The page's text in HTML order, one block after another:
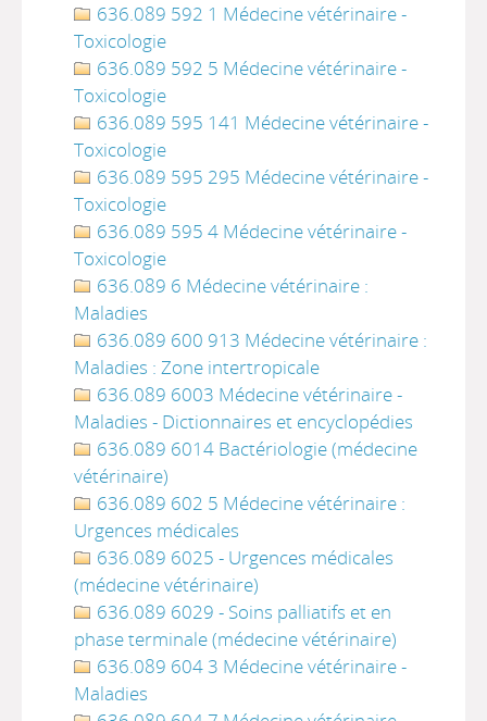
636.089 592 1 Médecine vétérinaire -
Toxicologie
636.089 592 5 Médecine vétérinaire -
Toxicologie
636.089 595 141 Médecine vétérinaire -
Toxicologie
636.089 595 295 Médecine vétérinaire -
Toxicologie
636.089 595 4 Médecine vétérinaire -
Toxicologie
636.089 6 Médecine vétérinaire :
Maladies
636.089 600 913 Médecine vétérinaire :
Maladies : Zone intertropicale
636.089 6003 Médecine vétérinaire -
Maladies - Dictionnaires et encyclopédies
636.089 6014 Bactériologie (médecine
vétérinaire)
636.089 602 5 Médecine vétérinaire :
Urgences médicales
636.089 6025 - Urgences médicales
(médecine vétérinaire)
636.089 6029 - Soins palliatifs et en
phase terminale (médecine vétérinaire)
636.089 604 3 Médecine vétérinaire -
Maladies